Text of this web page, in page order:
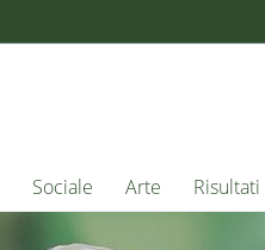
Sociale Arte